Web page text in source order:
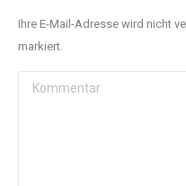
Ihre E-Mail-Adresse wird nicht
markiert.
Kommentar